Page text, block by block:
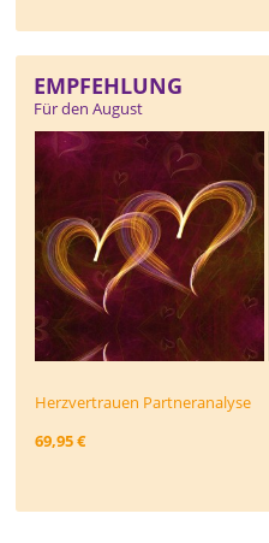
EMPFEHLUNG
Für den August
Herzvertrauen Partneranalyse
69,95 €